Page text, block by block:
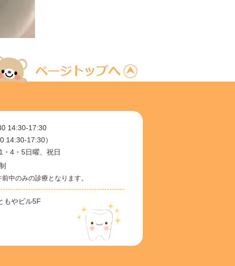
14:30-17:30
14:30-17:30）
・4・5日曜、祝日
中のみの診療となります。
もやビル5F